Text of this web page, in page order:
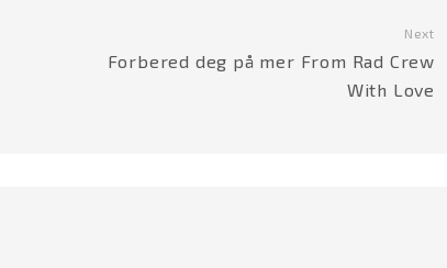
Next
Forbered deg på mer From Rad Crew
With Love